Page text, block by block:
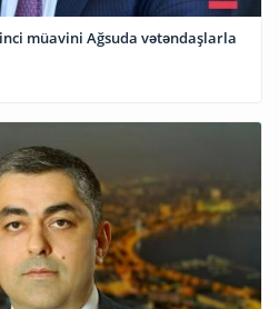
müavini Ağsuda vətəndaşlarla